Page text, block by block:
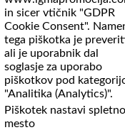
in sicer vtičnik "GDPR
Cookie Consent".
tega piškotka je
ali je uporabnik dal
soglasje za uporabo
piškotkov pod
"Analitika (Analytics)".
Piškotek nastavi spletno
mesto